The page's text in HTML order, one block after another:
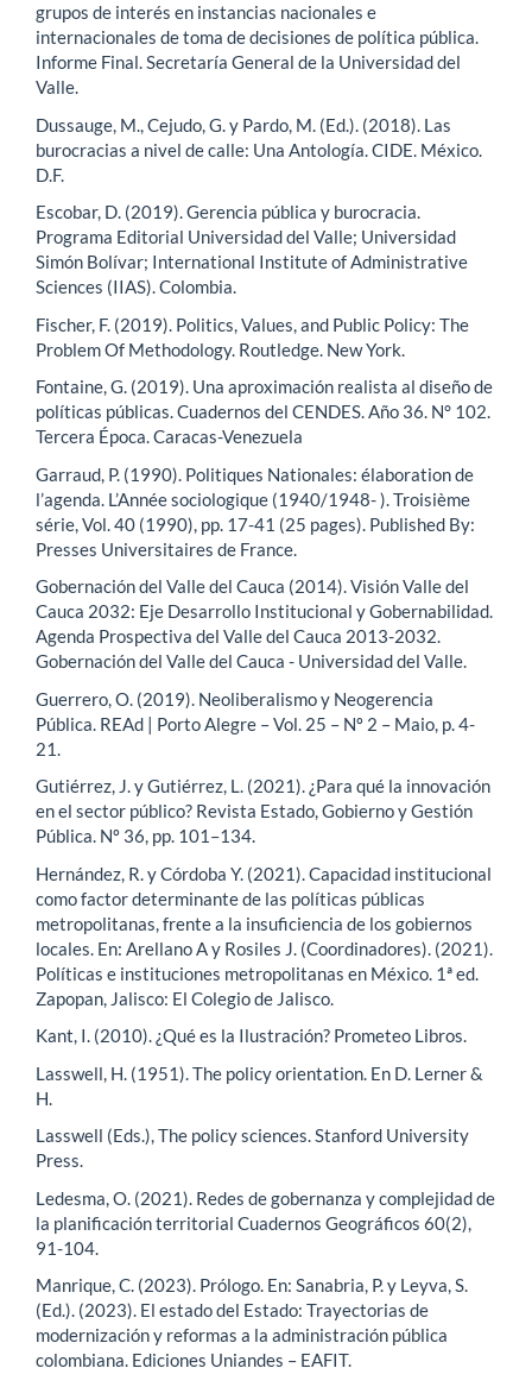
grupos de interés en instancias nacionales e
internacionales de toma de decisiones de política pública.
Informe Final. Secretaría General de la Universidad del
Valle.
Dussauge, M., Cejudo, G. y Pardo, M. (Ed.). (2018). Las
burocracias a nivel de calle: Una Antología. CIDE. México.
D.F.
Escobar, D. (2019). Gerencia pública y burocracia.
Programa Editorial Universidad del Valle; Universidad
Simón Bolívar; International Institute of Administrative
Sciences (IIAS). Colombia.
Fischer, F. (2019). Politics, Values, and Public Policy: The
Problem Of Methodology. Routledge. New York.
Fontaine, G. (2019). Una aproximación realista al diseño de
políticas públicas. Cuadernos del CENDES. Año 36. N° 102.
Tercera Época. Caracas-Venezuela
Garraud, P. (1990). Politiques Nationales: élaboration de
l’agenda. L’Année sociologique (1940/1948- ). Troisième
série, Vol. 40 (1990), pp. 17-41 (25 pages). Published By:
Presses Universitaires de France.
Gobernación del Valle del Cauca (2014). Visión Valle del
Cauca 2032: Eje Desarrollo Institucional y Gobernabilidad.
Agenda Prospectiva del Valle del Cauca 2013-2032.
Gobernación del Valle del Cauca - Universidad del Valle.
Guerrero, O. (2019). Neoliberalismo y Neogerencia
Pública. REAd | Porto Alegre – Vol. 25 – Nº 2 – Maio, p. 4-
21.
Gutiérrez, J. y Gutiérrez, L. (2021). ¿Para qué la innovación
en el sector público? Revista Estado, Gobierno y Gestión
Pública. Nº 36, pp. 101–134.
Hernández, R. y Córdoba Y. (2021). Capacidad institucional
como factor determinante de las políticas públicas
metropolitanas, frente a la insuficiencia de los gobiernos
locales. En: Arellano A y Rosiles J. (Coordinadores). (2021).
Políticas e instituciones metropolitanas en México. 1ª ed.
Zapopan, Jalisco: El Colegio de Jalisco.
Kant, I. (2010). ¿Qué es la Ilustración? Prometeo Libros.
Lasswell, H. (1951). The policy orientation. En D. Lerner &
H.
Lasswell (Eds.), The policy sciences. Stanford University
Press.
Ledesma, O. (2021). Redes de gobernanza y complejidad de
la planificación territorial Cuadernos Geográficos 60(2),
91-104.
Manrique, C. (2023). Prólogo. En: Sanabria, P. y Leyva, S.
(Ed.). (2023). El estado del Estado: Trayectorias de
modernización y reformas a la administración pública
colombiana. Ediciones Uniandes – EAFIT.